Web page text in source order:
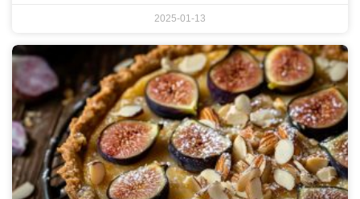
2025-01-13